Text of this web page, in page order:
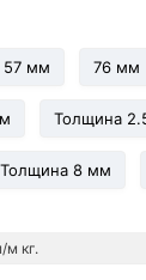
57 мм 76 мм
Толщина
Толщина 8 мм
м кг.